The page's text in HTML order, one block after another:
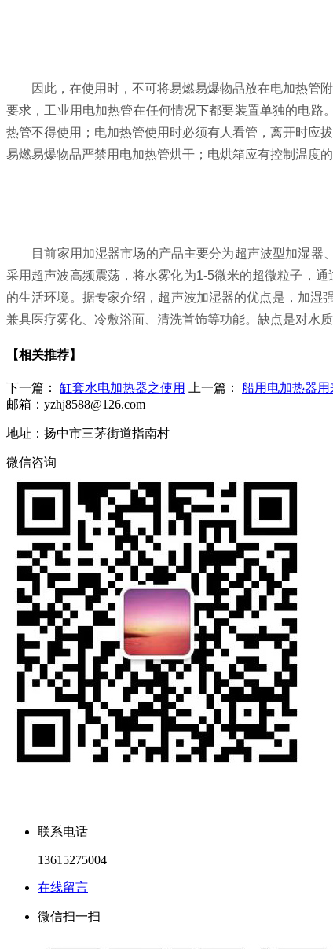
因此，在使用时，不可将易燃易爆物品放在电加热管附
要求，工业用电加热管在任何情况下都要装置单独的电路
热管不得使用；电加热管使用时必须有人看管，离开时应
易燃易爆物品严禁用电加热管烘干；电烘箱应有控制温度
目前家用加湿器市场的产品主要分为超声波型加湿器、
采用超声波高频震荡，将水雾化为1-5微米的超微粒子，
的生活环境。据专家介绍，超声波加湿器的优点是，加湿
兼具医疗雾化、冷敷浴面、清洗首饰等功能。缺点是对水质
【相关推荐】
下一篇： 缸套水电加热器之使用 上一篇： 船用电加热器
邮箱：yzhj8588@126.com
地址：扬中市三茅街道指南村
微信咨询
联系电话
13615275004
在线留言
微信扫一扫